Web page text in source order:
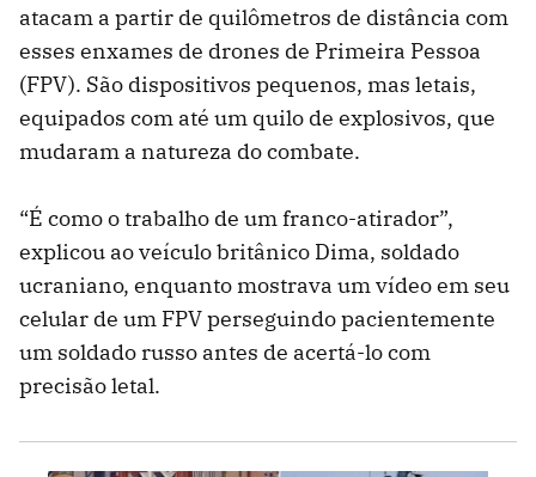
atacam a partir de quilômetros de distância com
esses enxames de drones de Primeira Pessoa
(FPV). São dispositivos pequenos, mas letais,
equipados com até um quilo de explosivos, que
mudaram a natureza do combate.
“É como o trabalho de um franco-atirador”,
explicou ao veículo britânico Dima, soldado
ucraniano, enquanto mostrava um vídeo em seu
celular de um FPV perseguindo pacientemente
um soldado russo antes de acertá-lo com
precisão letal.